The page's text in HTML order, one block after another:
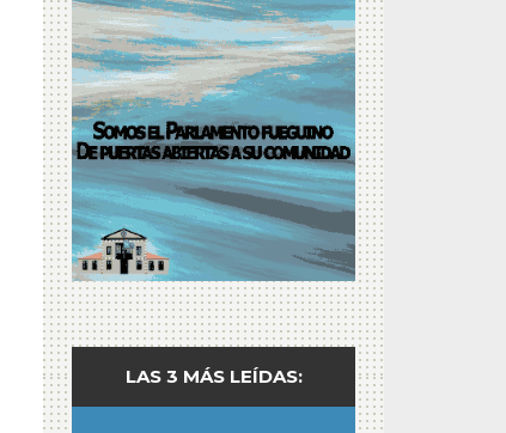
LAS 3 MÁS LEÍDAS: